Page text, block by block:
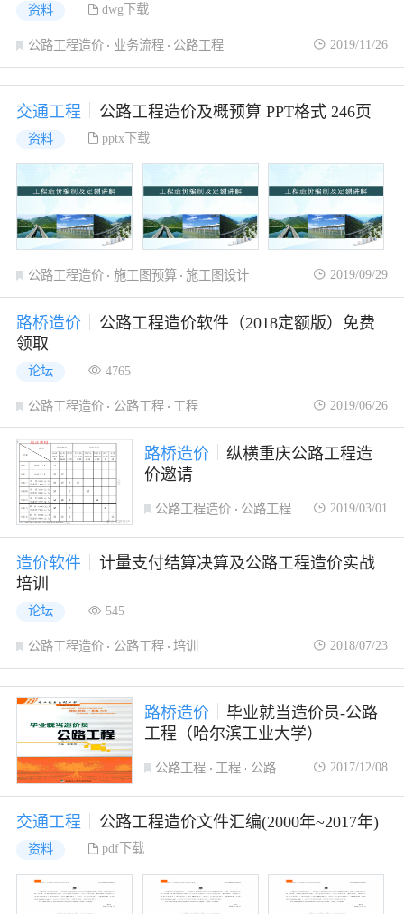
资料 dwg下载
公路工程造价 业务流程 公路工程 2019/11/26
交通工程 公路工程造价及概预算 PPT格式 246页
资料 pptx下载
公路工程造价 施工图预算 施工图设计 2019/09/29
路桥造价
公路工程造价软件（2018定额版）免费
领取
论坛 4765
公路工程造价 公路工程 工程 2019/06/26
路桥造价
纵横重庆公路工程造
价邀请
公路工程造价
公路工程
2019/03/01
造价软件
计量支付结算决算及公路工程造价实战
培训
论坛 545
公路工程造价 公路工程 培训 2018/07/23
路桥造价
毕业就当造价员-公路
工程（哈尔滨工业大学）
公路工程 工程 公路 2017/12/08
交通工程 公路工程造价文件汇编(2000年~2017年)
资料 pdf下载